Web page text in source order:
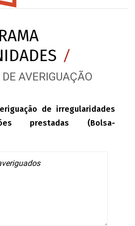
/
AVERIGUAÇÃO
de irregularidades
prestadas (Bolsa-